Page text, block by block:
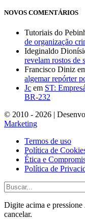
NOVOS COMENTÁRIOS
Tutoriais do
de organização
Ideginaldo
revelam rostos de
Francisco Diniz
algemar repórter
Jc em ST:
BR-232
© 2010 - 2026 |
Marketing
Termos de uso
Política de
Ética e
Política de
Digite acima e pressione
cancelar.